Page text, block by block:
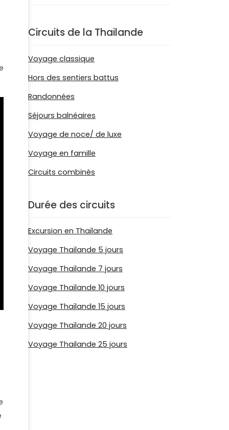
Circuits de la Thailande
Voyage classique
Hors des sentiers battus
Randonnées
Séjours balnéaires
Voyage de noce/ de luxe
Voyage en famille
Circuits combinés
Durée des circuits
Excursion en Thaïlande
Voyage Thaïlande 5 jours
Voyage Thaïlande 7 jours
Voyage Thaïlande 10 jours
Voyage Thaïlande 15 jours
Voyage Thaïlande 20 jours
Voyage Thailande 25 jours